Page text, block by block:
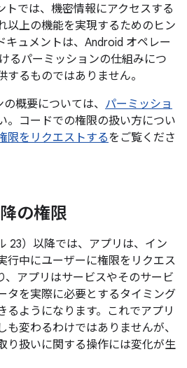
トでは、機密情報にアクセスする
以上の機能を実現するためのヒン
キュメントは、Android オペレー
るパーミッションの仕組みにつ
するものではありません。
概要については、 パーミッショ
。コードでの権限の扱い方につい
限をリクエストするをご覧くださ
の権限
23）以降では、アプリは、イン
行中にユーザーに権限をリクエス
、アプリはサービスやそのサービ
タを実際に必要とするタイミング
るようになります。これでアプリ
も変わるわけではありませんが、
り扱いに関する操作には変化が生